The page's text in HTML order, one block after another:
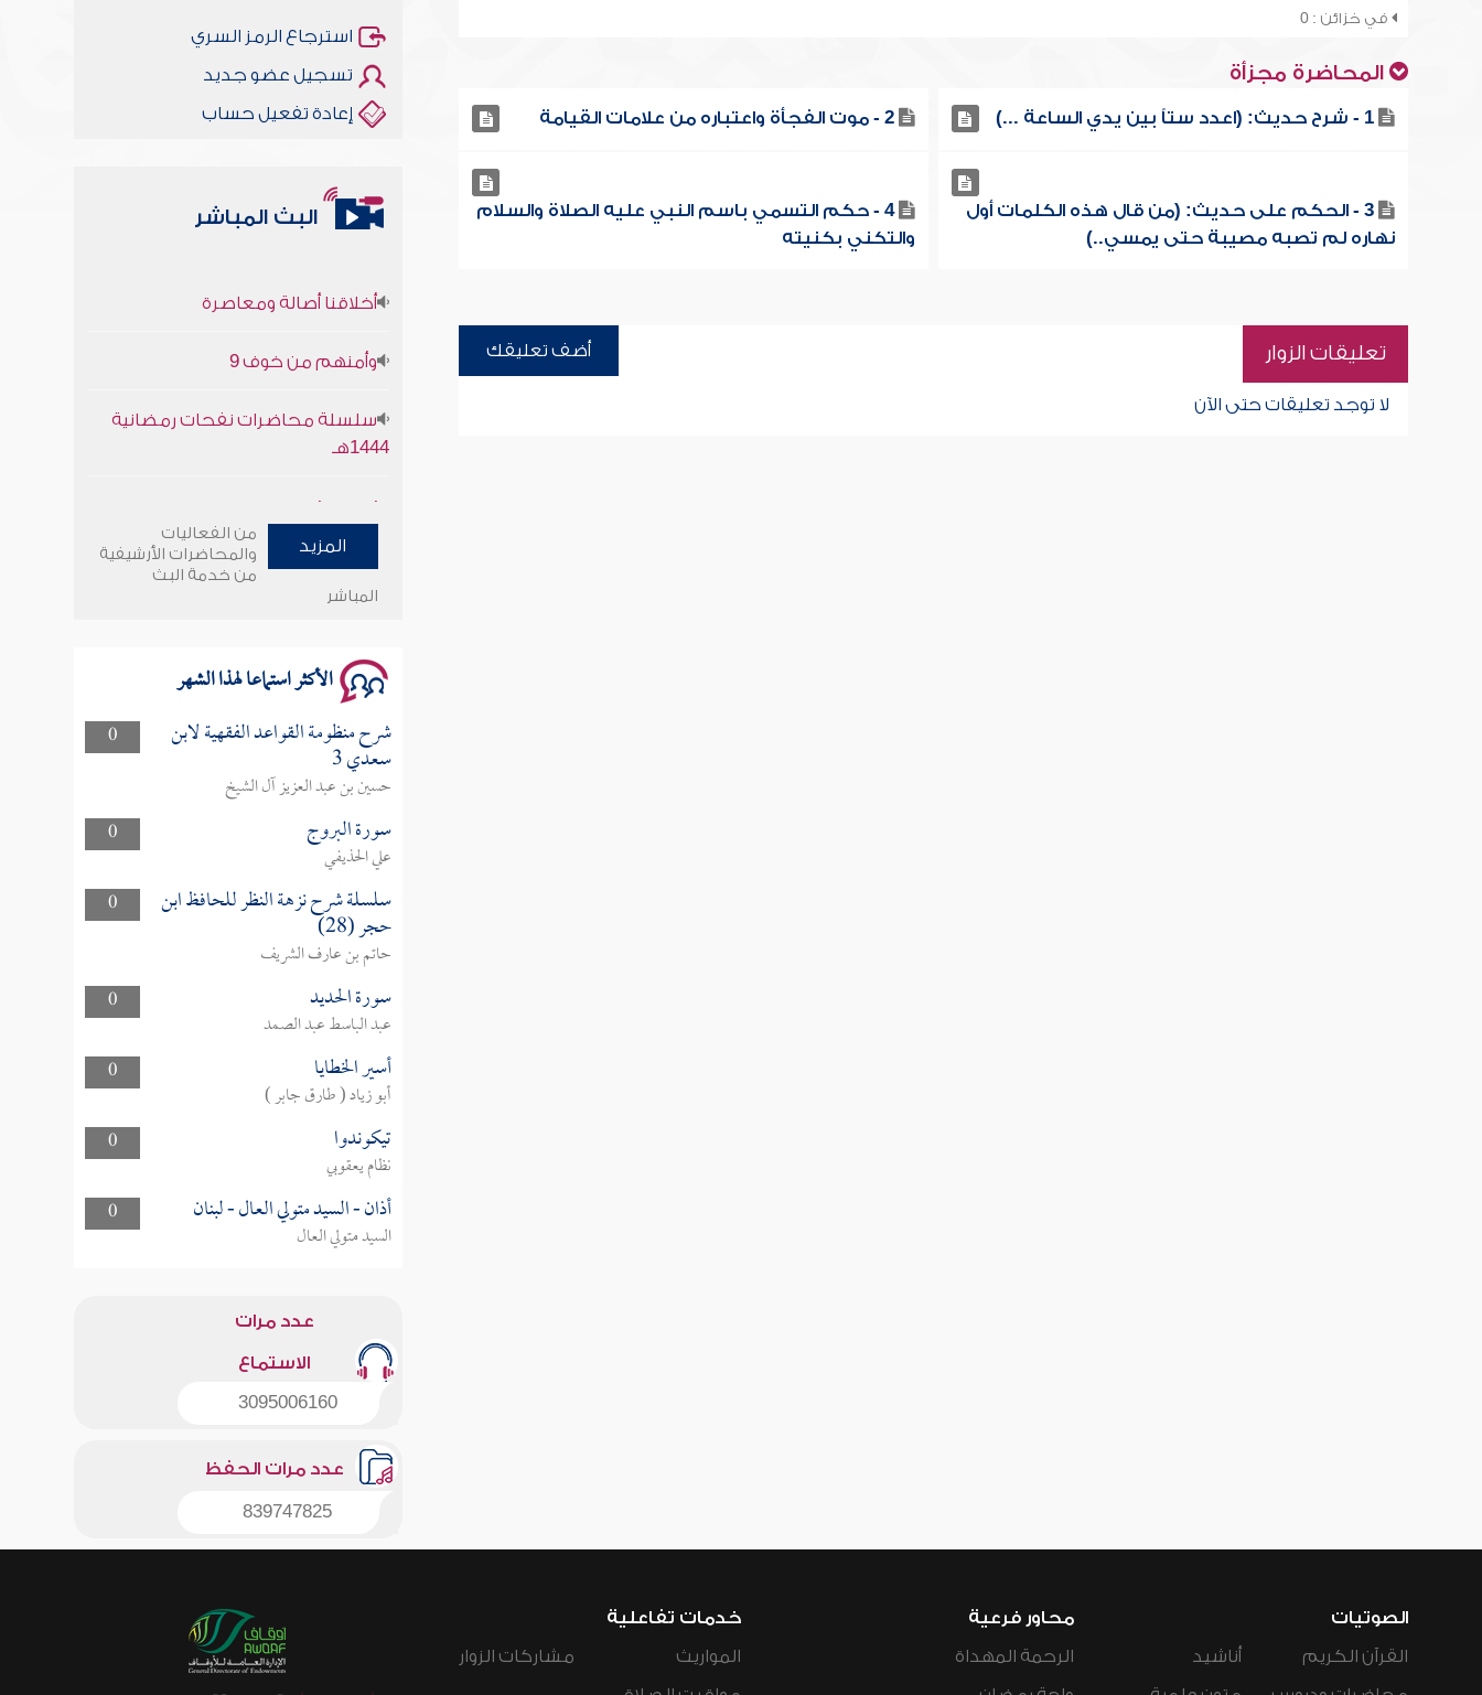
في خزائن : 0
المحاضرة مجزأة
1 - شرح حديث: (اعدد ستاً بين يدي الساعة ...) 2 - موت الفجأة واعتباره من علامات القيامة
3 - الحكم على حديث: (من قال هذه الكلمات أول
نهاره لم تصبه مصيبة حتى يمسي..)
4 - حكم التسمي باسم النبي عليه الصلاة والسلام
والتكني بكنيته
تعليقات الزوار أضف تعليقك
لا توجد تعليقات حتى الآن
استرجاع الرمز السري
تسجيل عضو جديد
إعادة تفعيل حساب
البث المباشر
1444هـ
وأمنهم من خوف 9
سلسلة محاضرات نفحات رمضانية
المزيد
من الفعاليات
والمحاضرات الأرشيفية
من خدمة البث
المباشر
الأكثر استماعا لهذا الشهر
0 شرح منظومة القواعد الفقهية لابن
سعدي 3
حسين بن عبد العزيز آل الشيخ
0
سورة البروج
علي الحذيفي
0
سلسلة شرح نزهة النظر للحافظ ابن
حجر (28)
حاتم بن عارف الشريف
0
سورة الحديد
عبد الباسط عبد الصمد
0
أسير الخطايا
أبو زياد ( طارق جابر )
0
تيكوندوا
نظام يعقوبي
0
أذان - السيد متولي العال - لبنان
السيد متولي العال
عدد مرات
الاستماع
3095006160
عدد مرات الحفظ
839747825
الصوتيات
القرآن الكريم
أناشيد
محاور فرعية
الرحمة المهداة
خدمات تفاعلية
المواريث
مشاركات الزوار